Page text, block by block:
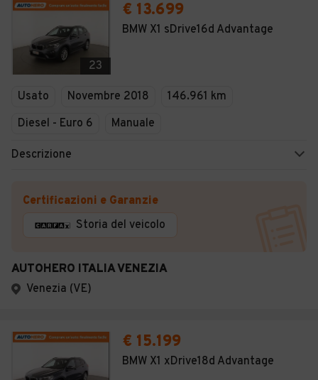
23
€ 13.699
BMW X1 sDrive16d Advantage
Usato Novembre 2018
146.961 km
Diesel - Euro 6
Manuale
Descrizione
Certificazioni e Garanzie
Storia del veicolo
AUTOHERO ITALIA VENEZIA
Venezia (VE)
€ 15.199
BMW X1 xDrive18d Advantage